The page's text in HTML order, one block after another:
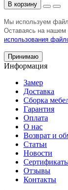
В корзину
Мы используем
Оставаясь на нашем
использования
Принимаю
Информация
Замер
Доставка
Сборка
Гарантия
Оплата
О нас
Возврат и
Статьи
Новости
Отзывы
Контакты